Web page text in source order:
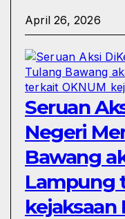
April 26, 2026
Seruan
Negeri
Bawang
Lampung
kejaksaan